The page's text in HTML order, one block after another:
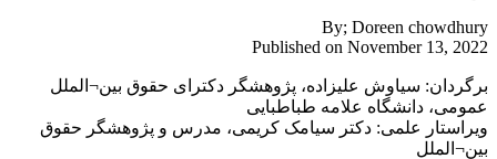
By; Doreen chowdhury
Published on November 13, 2022
برگردان: سیاوش علیزاده، پژوهشگر دکترای حقوق بین¬الملل
عمومی، دانشگاه علامه طباطبایی
ویراستار علمی: دکتر سیامک کریمی، مدرس و پژوهشگر حقوق
بین¬الملل